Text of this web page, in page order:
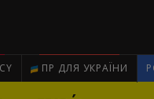
ПР ДЛЯ УКРАЇНИ